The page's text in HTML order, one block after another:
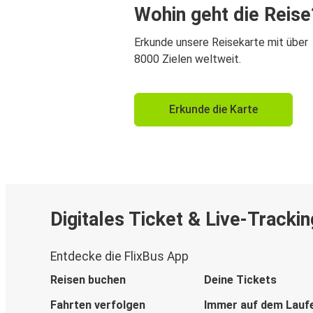
Wohin geht die
Erkunde unsere Reisekarte mit über
8000 Zielen weltweit.
Erkunde die Karte
Digitales Ticket & Live-
Entdecke die FlixBus App
Reisen buchen
Deine Tickets
Fahrten verfolgen
Immer auf dem